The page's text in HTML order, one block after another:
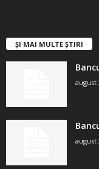
ȘI MAI MULTE ȘTIRI
august
august